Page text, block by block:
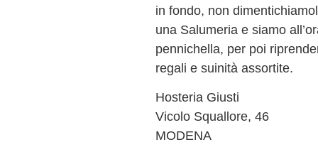
in fondo, non
una Salumeria e siamo
pennichella, per poi
regali e suinità assortite.
Hosteria Giusti
Vicolo Squallore, 46
MODENA